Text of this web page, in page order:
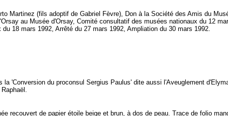
Martinez (fils adoptif de Gabriel Fèvre), Don à la Société des Amis du
au Musée d'Orsay, Comité consultatif des musées nationaux du 12
18 mars 1992, Arrêté du 27 mars 1992, Ampliation du 30 mars 1992.
la 'Conversion du proconsul Sergius Paulus' dite aussi l'Aveuglement
recouvert de papier étoile beige et brun, à dos de peau. Trace de folio